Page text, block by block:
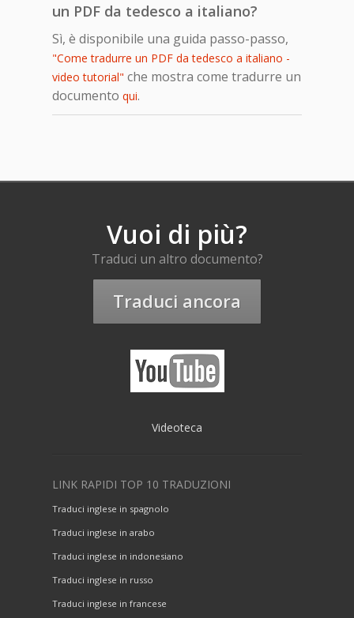
un PDF da tedesco a italiano?
Sì, è disponibile una guida passo-passo,
"Come tradurre un PDF da tedesco a italiano -
video tutorial" che mostra come tradurre un
documento qui.
Vuoi di più?
Traduci un altro documento?
Traduci ancora
Videoteca
LINK RAPIDI TOP 10 TRADUZIONI
Traduci inglese in spagnolo
Traduci inglese in arabo
Traduci inglese in indonesiano
Traduci inglese in russo
Traduci inglese in francese